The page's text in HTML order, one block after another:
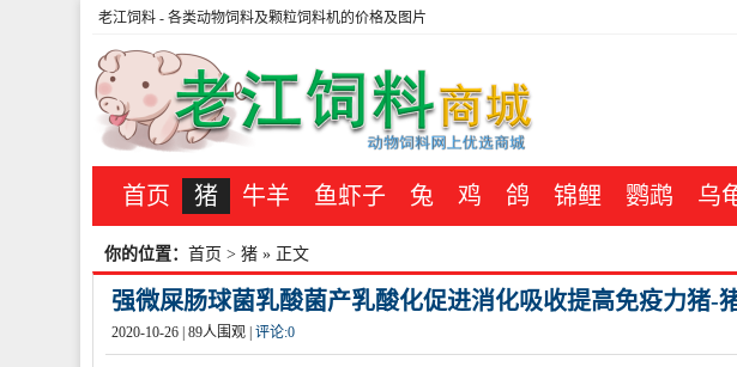
老江饲料 - 各类动物饲料及颗粒饲料机的价格及图片
首页 猪 牛羊 鱼虾子 兔 鸡 鸽 锦鲤 鹦鹉 乌
你的位置： 首页 > 猪 » 正文
强微屎肠球菌乳酸菌产乳酸化促进消化吸收提高免疫力猪-
2020-10-26 | 89人围观 | 评论:0